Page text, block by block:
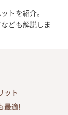
トを紹介。
ども解説しま
ット
最適!